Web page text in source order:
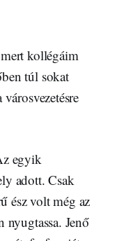
kollégáim
túl sokat
egyik
adott. Csak
ész volt még az
Jenő